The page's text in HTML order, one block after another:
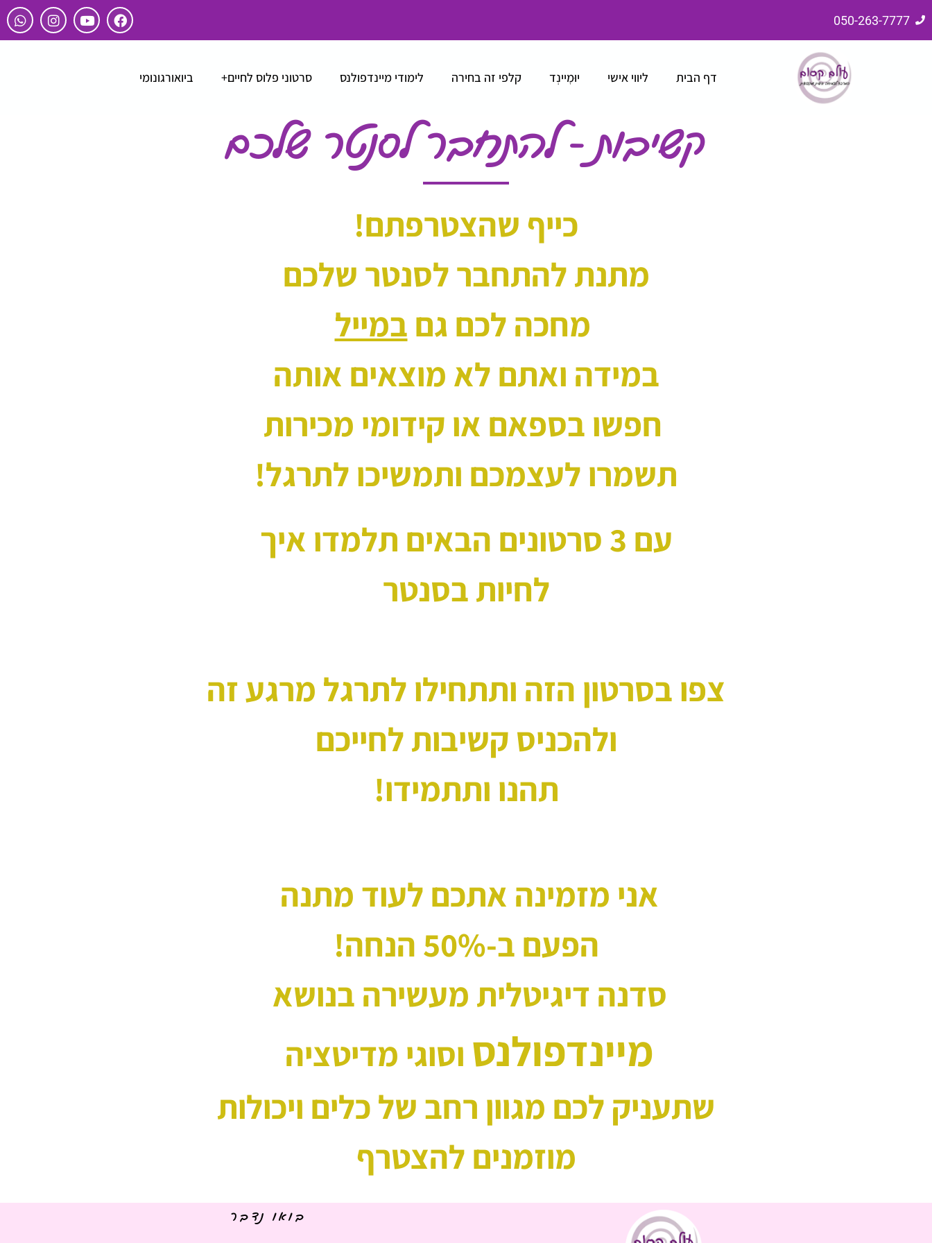
050-263-7777
דף הבית ליווי אישי יוּמׇיינְד קלפי זה בחירה לימודי מיינדפולנס סרטוני פלוס לחיים+ ביואורגונומי
קשיבות - להתחבר לסנטר שלכם
כייף שהצטרפתם!
מתנת להתחבר לסנטר שלכם
מחכה לכם גם במייל
במידה ואתם לא מוצאים אותה
חפשו בספאם או קידומי מכירות
תשמרו לעצמכם ותמשיכו לתרגל!
עם 3 סרטונים הבאים תלמדו איך
לחיות בסנטר
צפו בסרטון הזה ותתחילו לתרגל מרגע זה
ולהכניס קשיבות לחייכם
תהנו ותתמידו!
אני מזמינה אתכם לעוד מתנה
הפעם ב-50% הנחה!
סדנה דיגיטלית מעשירה בנושא
מיינדפולנס וסוגי מדיטציה
שתעניק לכם מגוון רחב של כלים ויכולות
מוזמנים להצטרף
בואו נדבר